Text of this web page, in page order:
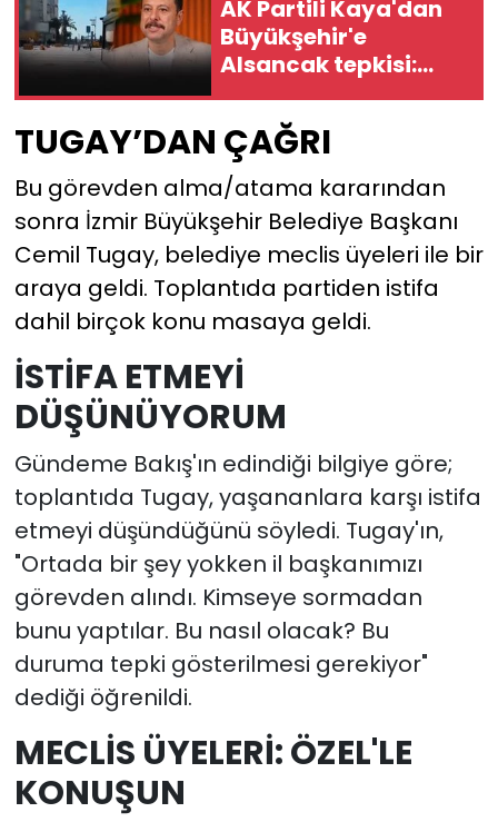
AK Partili Kaya'dan
Büyükşehir'e
Alsancak tepkisi:
"İzmir'in vitrinini
şantiyeye çevirdiniz"
TUGAY’DAN ÇAĞRI
Bu görevden alma/atama kararından
sonra İzmir Büyükşehir Belediye Başkanı
Cemil Tugay, belediye meclis üyeleri ile bir
araya geldi. Toplantıda partiden istifa
dahil birçok konu masaya geldi.
İSTİFA ETMEYİ
DÜŞÜNÜYORUM
Gündeme Bakış'ın edindiği bilgiye göre;
toplantıda Tugay, yaşananlara karşı istifa
etmeyi düşündüğünü söyledi. Tugay'ın,
"Ortada bir şey yokken il başkanımızı
görevden alındı. Kimseye sormadan
bunu yaptılar. Bu nasıl olacak? Bu
duruma tepki gösterilmesi gerekiyor"
dediği öğrenildi.
MECLİS ÜYELERİ: ÖZEL'LE
KONUŞUN